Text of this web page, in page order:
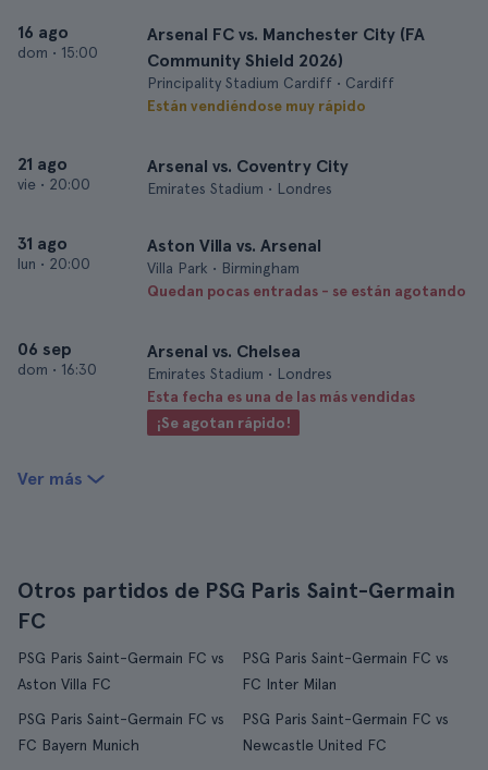
16 ago
dom • 15:00
Arsenal FC vs. Manchester City (FA
Community Shield 2026)
Principality Stadium Cardiff • Cardiff
Están vendiéndose muy rápido
21 ago
vie • 20:00
Arsenal vs. Coventry City
Emirates Stadium • Londres
31 ago
lun • 20:00
Aston Villa vs. Arsenal
Villa Park • Birmingham
Quedan pocas entradas - se están agotando
06 sep
dom • 16:30
Arsenal vs. Chelsea
Emirates Stadium • Londres
Esta fecha es una de las más vendidas
¡Se agotan rápido!
Ver más
Otros partidos de PSG Paris Saint-Germain
FC
PSG Paris Saint-Germain FC vs
Aston Villa FC
PSG Paris Saint-Germain FC vs
FC Inter Milan
PSG Paris Saint-Germain FC vs
FC Bayern Munich
PSG Paris Saint-Germain FC vs
Newcastle United FC